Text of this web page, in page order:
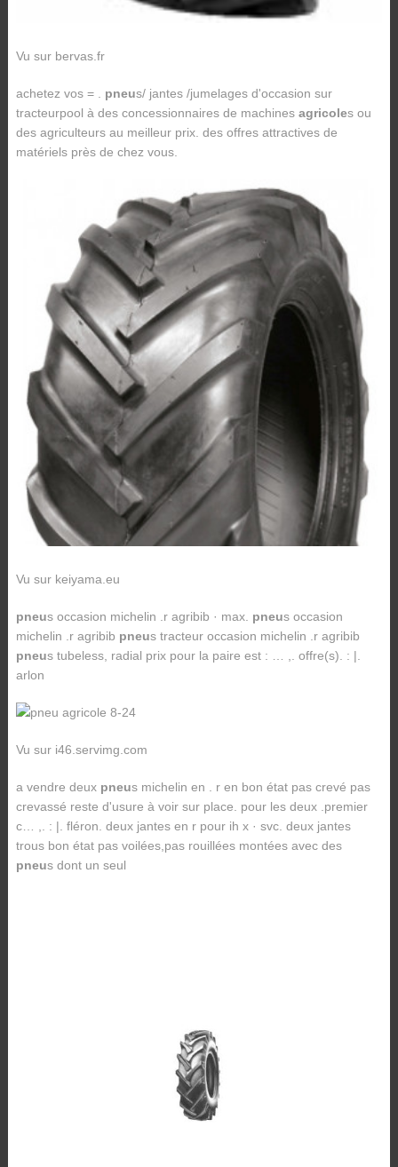
Vu sur bervas.fr
achetez vos = . pneus/ jantes /jumelages d'occasion sur
tracteurpool à des concessionnaires de machines agricoles ou
des agriculteurs au meilleur prix. des offres attractives de
matériels près de chez vous.
Vu sur keiyama.eu
pneus occasion michelin .r agribib · max. pneus occasion
michelin .r agribib pneus tracteur occasion michelin .r agribib
pneus tubeless, radial prix pour la paire est : … ,. offre(s). : |.
arlon
Vu sur i46.servimg.com
a vendre deux pneus michelin en . r en bon état pas crevé pas
crevassé reste d'usure à voir sur place. pour les deux .premier
c… ,. : |. fléron. deux jantes en r pour ih x · svc. deux jantes
trous bon état pas voilées,pas rouillées montées avec des
pneus dont un seul